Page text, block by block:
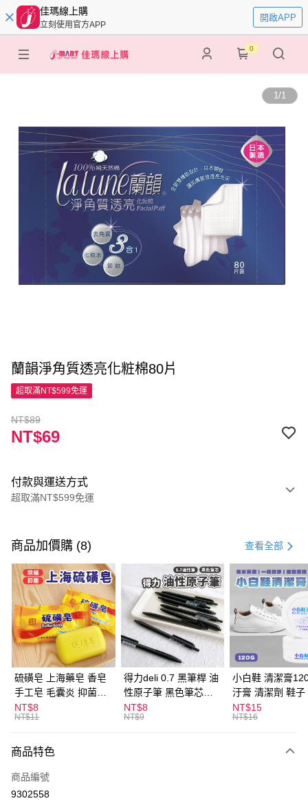
佳瑪線上購
立刻使用官方APP
開啟APP
0
1/1
蘭韻淨角質透亮化粧棉80片
超取滿NT$599免運
NT$89
NT$69
付款與運送方式
超取滿NT$599免運
信用卡一次付款
超商取貨付款
LINE Pay
Apple Pay
街口支付
悠遊付
ATM付款
全家取貨付款
每筆NT$60，滿NT$599(含以上)免運費
付款後全家取貨
商品加價購 (8) 查看全部
硫磺皂 上海藥皂 香皂
手工皂 毛囊炎 抑菌除
蟎 清潔護膚 去油去痘
寵物皮膚病 狗狗貓咪
NT$8
NT$11
得力deli 0.7 黑筆桿 油
性原子筆 黑色筆芯
S304
NT$8
NT$9
小白鞋 清潔膏
汙膏 清潔劑 鞋子
漬 白皮鞋 鞋油
NT$15
NT$16
商品特色
商品編號
9302558